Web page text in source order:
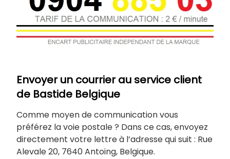
Envoyer un courrier au service client
de Bastide Belgique
Comme moyen de communication vous
préférez la voie postale ? Dans ce cas, envoyez
directement votre lettre à l’adresse qui suit : Rue
Alevale 20, 7640 Antoing, Belgique.